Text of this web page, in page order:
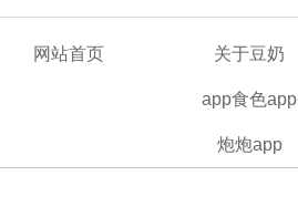
网站首页 关于豆奶
app食色app
炮炮app